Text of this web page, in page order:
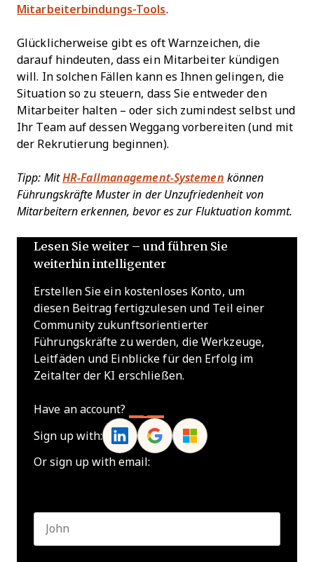
Mitarbeiterbindungs-Tools.
Glücklicherweise gibt es oft Warnzeichen, die
darauf hindeuten, dass ein Mitarbeiter kündigen
will. In solchen Fällen kann es Ihnen gelingen, die
Situation so zu steuern, dass Sie entweder den
Mitarbeiter halten – oder sich zumindest selbst und
Ihr Team auf dessen Weggang vorbereiten (und mit
der Rekrutierung beginnen).
Tipp: MitHR-Fallmanagement-Systemen können
Führungskräfte Muster in der Unzufriedenheit von
Mitarbeitern erkennen, bevor es zur Fluktuation kommt.
Lesen Sie weiter – und führen Sie
weiterhin intelligenter
Erstellen Sie ein kostenloses Konto, um
diesen Beitrag fertigzulesen und Teil einer
Community zukunftsorientierter
Führungskräfte zu werden, die Werkzeuge,
Leitfäden und Einblicke für den Erfolg im
Zeitalter der KI erschließen.
Have an account?
Sign up with:
Or sign up with email: